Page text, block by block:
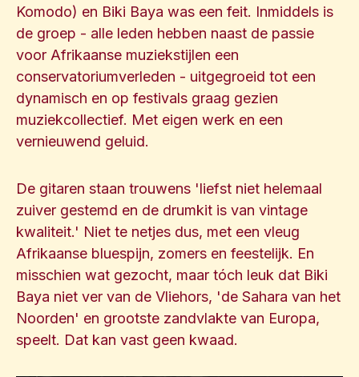
Komodo) en Biki Baya was een feit. Inmiddels is
de groep - alle leden hebben naast de passie
voor Afrikaanse muziekstijlen een
conservatoriumverleden - uitgegroeid tot een
dynamisch en op festivals graag gezien
muziekcollectief. Met eigen werk en een
vernieuwend geluid.
De gitaren staan trouwens 'liefst niet helemaal
zuiver gestemd en de drumkit is van vintage
kwaliteit.' Niet te netjes dus, met een vleug
Afrikaanse bluespijn, zomers en feestelijk. En
misschien wat gezocht, maar tóch leuk dat Biki
Baya niet ver van de Vliehors, 'de Sahara van het
Noorden' en grootste zandvlakte van Europa,
speelt. Dat kan vast geen kwaad.